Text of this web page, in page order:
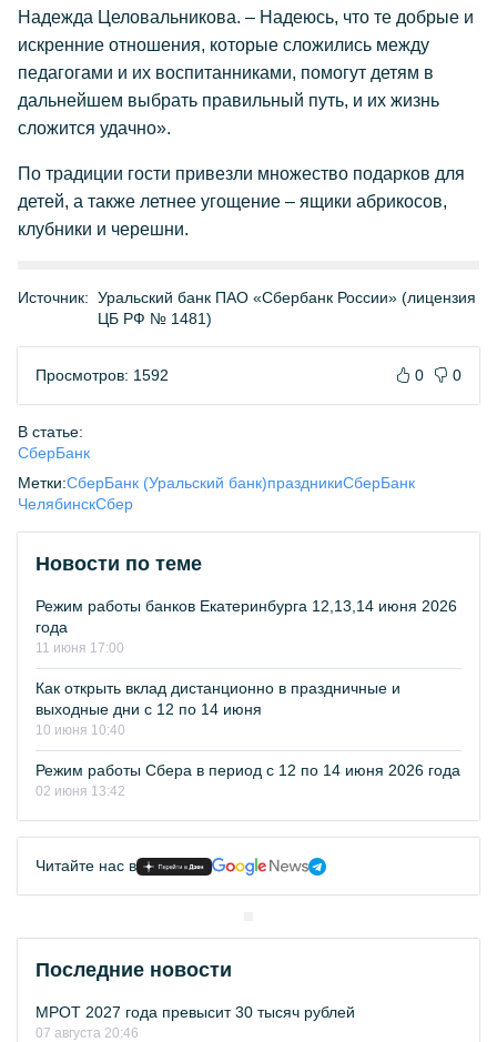
Надежда Целовальникова. – Надеюсь, что те добрые и
искренние отношения, которые сложились между
педагогами и их воспитанниками, помогут детям в
дальнейшем выбрать правильный путь, и их жизнь
сложится удачно».
По традиции гости привезли множество подарков для
детей, а также летнее угощение – ящики абрикосов,
клубники и черешни.
Источник: Уральский банк ПАО «Сбербанк России» (лицензия
ЦБ РФ № 1481)
Просмотров: 1592 0 0
В статье:
СберБанк
Метки:СберБанк (Уральский банк)праздникиСберБанк
ЧелябинскСбер
Новости по теме
Режим работы банков Екатеринбурга 12,13,14 июня 2026
года
11 июня 17:00
Как открыть вклад дистанционно в праздничные и
выходные дни с 12 по 14 июня
10 июня 10:40
Режим работы Сбера в период с 12 по 14 июня 2026 года
02 июня 13:42
Читайте нас в
Последние новости
МРОТ 2027 года превысит 30 тысяч рублей
07 августа 20:46